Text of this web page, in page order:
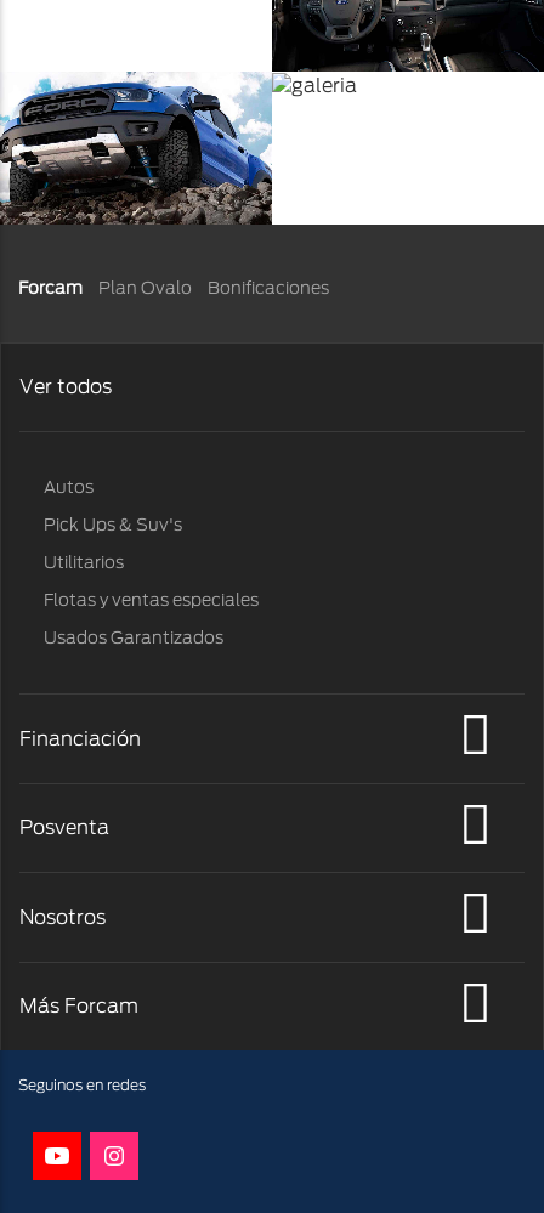
Forcam Plan Ovalo Bonificaciones
Ver todos
Autos
Pick Ups & Suv's
Utilitarios
Flotas y ventas especiales
Usados Garantizados
Financiación
Posventa
Nosotros
Más Forcam
Seguinos en redes
Facebook
YoutubeInstagram